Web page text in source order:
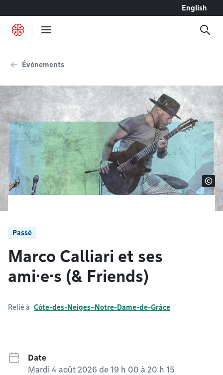
English
Événements
Passé
Marco Calliari et ses
ami·e·s (& Friends)
Relié à Côte-des-Neiges–Notre-Dame-de-Grâce
Date
Mardi 4 août 2026 de 19 h 00 à 20 h 15